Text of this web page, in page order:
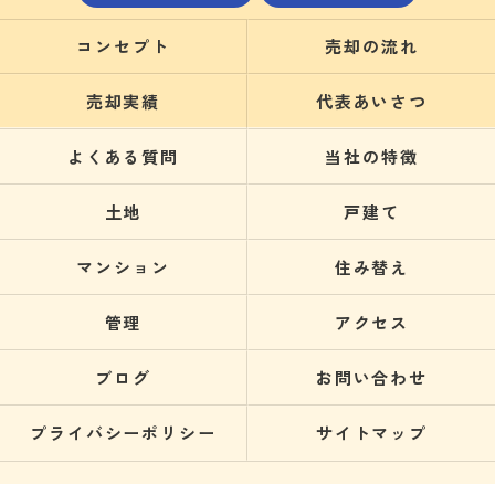
コンセプト 売却の流れ
売却実績 代表あいさつ
よくある質問 当社の特徴
土地 戸建て
マンション 住み替え
管理 アクセス
ブログ お問い合わせ
プライバシーポリシー サイトマップ